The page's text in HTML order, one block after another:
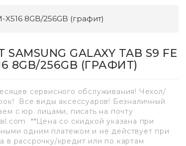
8GB/256GB (графит)
GALAXY TAB S9 FE
8GB/256GB (ГРАФИТ)
сервисного обслуживания! Чехол/
Все виды аксессуаров! Безналичный
с юр. лицами, писать на почту
**Цена со скидкой указана при
одним платежом и не действует при
в рассрочку/кредит или по картам